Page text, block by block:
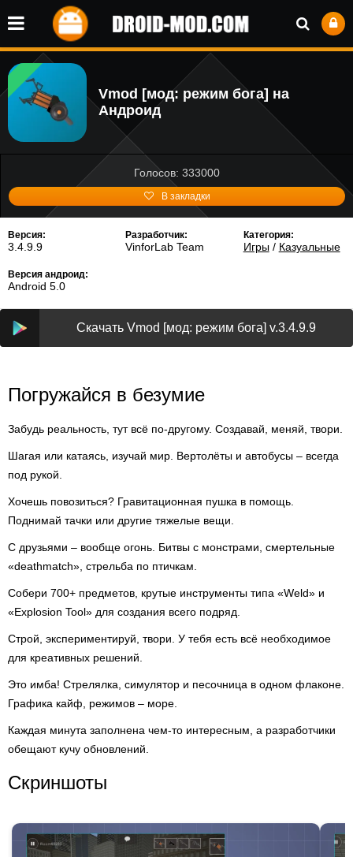
Vmod [мод: режим бога] на
Андроид
Голосов: 333000
В закладки
Версия:
3.4.9.9
Разработчик:
VinforLab Team
Категория:
Игры/ Казуальные
Версия андроид:
Android 5.0
Скачать Vmod [мод: режим бога] v.3.4.9.9
Погружайся в безумие
Забудь реальность, тут всё по-другому. Создавай, меняй, твори.
Шагая или катаясь, изучай мир. Вертолёты и автобусы – всегда
под рукой.
Хочешь повозиться? Гравитационная пушка в помощь.
Поднимай тачки или другие тяжелые вещи.
С друзьями – вообще огонь. Битвы с монстрами, смертельные
«deathmatch», стрельба по птичкам.
Собери 700+ предметов, крутые инструменты типа «Weld» и
«Explosion Tool» для создания всего подряд.
Строй, экспериментируй, твори. У тебя есть всё необходимое
для креативных решений.
Это имба! Стрелялка, симулятор и песочница в одном флаконе.
Графика кайф, режимов – море.
Каждая минута заполнена чем-то интересным, а разработчики
обещают кучу обновлений.
Скриншоты